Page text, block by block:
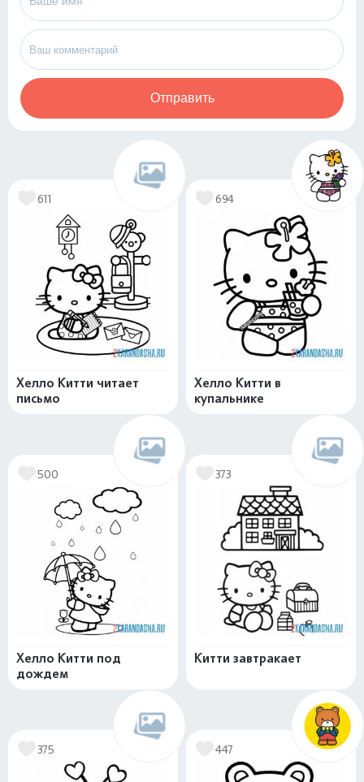
Отправить
611
Хелло Китти читает
письмо
694
Хелло Китти в
купальнике
500
Хелло Китти под
дождем
373
Китти завтракает
375 447